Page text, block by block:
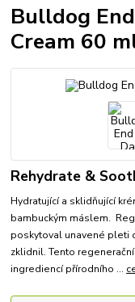
Bulldog
Cream 60
Rehydrate &
Hydratující a sklidňující
bambuckým máslem.
poskytoval unavené pleti
zklidnil. Tento
ingrediencí přírodního ...